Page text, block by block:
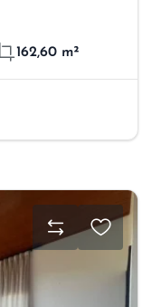
162,60 m²